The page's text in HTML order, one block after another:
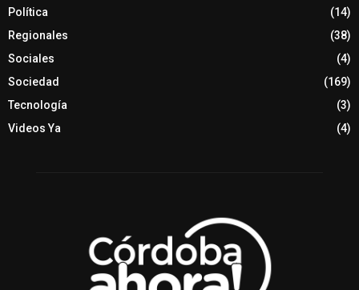
Política
(14)
Regionales
(38)
Sociales
(4)
Sociedad
(169)
Tecnología
(3)
Videos Ya
(4)